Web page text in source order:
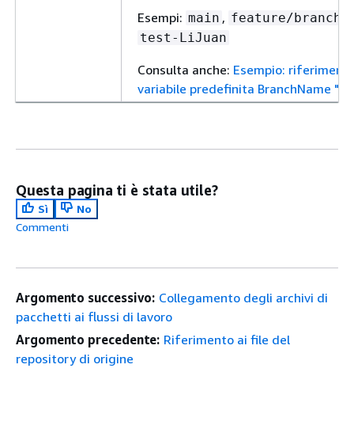
Esempi: main , feature/branch
test-LiJuan
Consulta anche: Esempio:
variabile predefinita BranchName ""
Questa pagina ti è stata utile?
Sì
No
Commenti
Argomento successivo: Collegamento degli archivi di
pacchetti ai flussi di lavoro
Argomento precedente: Riferimento ai file del
repository di origine